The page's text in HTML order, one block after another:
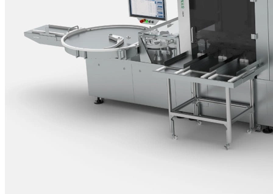
Branchenspiegel